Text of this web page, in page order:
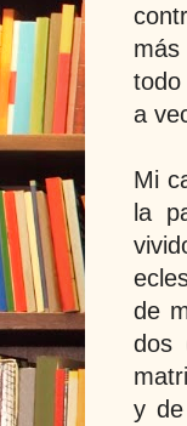
todo
a
Mi
la
de
dos
y